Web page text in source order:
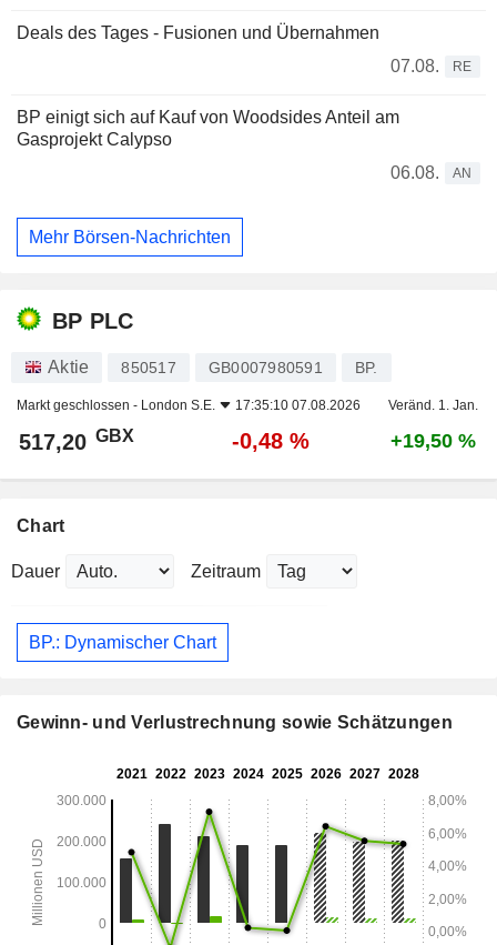
Deals des Tages - Fusionen und Übernahmen
07.08.
RE
BP einigt sich auf Kauf von Woodsides Anteil am
Gasprojekt Calypso
06.08.
AN
Mehr Börsen-Nachrichten
BP PLC
Aktie 850517 GB0007980591 BP.
Markt geschlossen - London S.E. 17:35:10 07.08.2026 Veränd. 1. Jan.
517,20 GBX -0,48 % +19,50 %
Chart
Dauer Zeitraum
BP.: Dynamischer Chart
Gewinn- und Verlustrechnung sowie Schätzungen